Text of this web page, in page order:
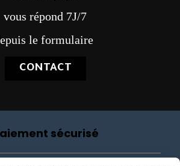
vous répond 7J/7
le formulaire
CONTACT
sécurisé